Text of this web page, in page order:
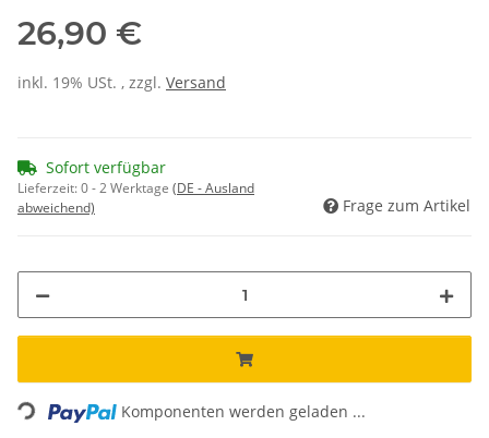
26,90 €
inkl. 19% USt. , zzgl. Versand
Sofort verfügbar
Lieferzeit:0 - 2 Werktage (DE - Ausland
abweichend)
Frage zum Artikel
Loading... Komponenten werden geladen ...